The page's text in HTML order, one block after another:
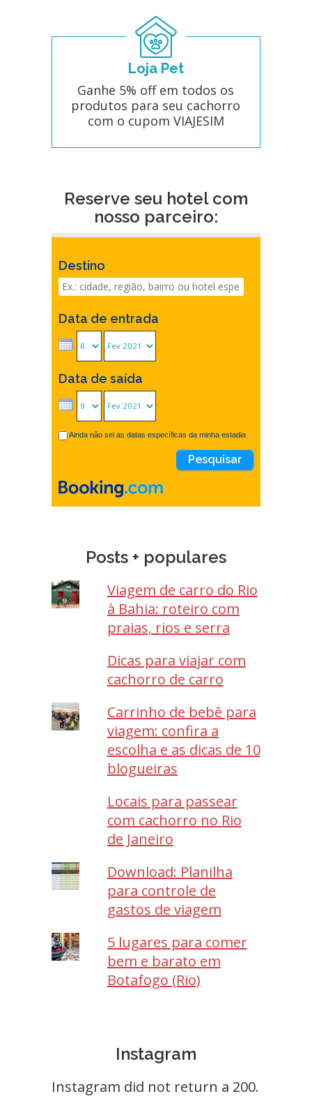
Loja Pet
Ganhe 5% off em todos os
produtos para seu cachorro
com o cupom VIAJESIM
Reserve seu hotel com
nosso parceiro:
Destino
Data de entrada
Data de saída
Ainda não sei as datas específicas da minha estadia
Posts + populares
Viagem de carro do Rio
à Bahia: roteiro com
praias, rios e serra
Dicas para viajar com
cachorro de carro
Carrinho de bebê para
viagem: confira a
escolha e as dicas de 10
blogueiras
Locais para passear
com cachorro no Rio
de Janeiro
Download: Planilha
para controle de
gastos de viagem
5 lugares para comer
bem e barato em
Botafogo (Rio)
Instagram
Instagram did not return a 200.